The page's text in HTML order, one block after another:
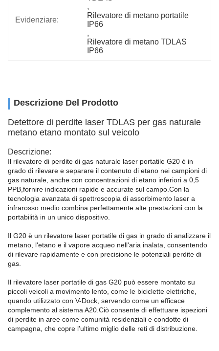
Evidenziare:
,
Rilevatore di metano portatile
IP66
,
Rilevatore di metano TDLAS
IP66
Descrizione Del Prodotto
Detettore di perdite laser TDLAS per gas naturale
metano etano montato sul veicolo
Descrizione:
Il rilevatore di perdite di gas naturale laser portatile G20 è in
grado di rilevare e separare il contenuto di etano nei campioni di
gas naturale, anche con concentrazioni di etano inferiori a 0,5
PPB,fornire indicazioni rapide e accurate sul campo.Con la
tecnologia avanzata di spettroscopia di assorbimento laser a
infrarosso medio combina perfettamente alte prestazioni con la
portabilità in un unico dispositivo.
Il G20 è un rilevatore laser portatile di gas in grado di analizzare il
metano, l'etano e il vapore acqueo nell'aria inalata, consentendo
di rilevare rapidamente e con precisione le potenziali perdite di
gas.
Il rilevatore laser portatile di gas G20 può essere montato su
piccoli veicoli a movimento lento, come le biciclette elettriche,
quando utilizzato con V-Dock, servendo come un efficace
complemento al sistema A20.Ciò consente di effettuare ispezioni
di perdite in aree come comunità residenziali e condotte di
campagna, che copre l'ultimo miglio delle reti di distribuzione.